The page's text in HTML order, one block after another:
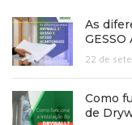
As
GESSO
22 de
Como
de